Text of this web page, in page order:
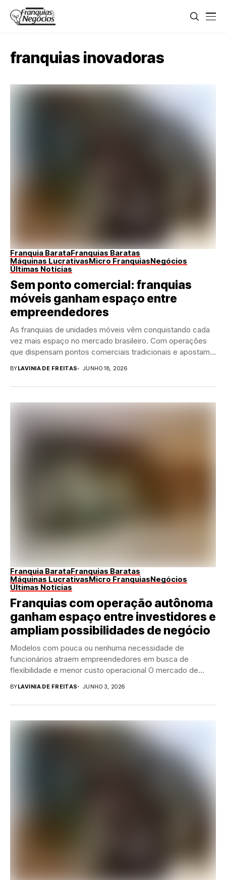
franquias inovadoras
Franquia BarataFranquias Baratas
Máquinas LucrativasMicro FranquiasNegócios
Últimas Notícias
Sem ponto comercial: franquias
móveis ganham espaço entre
empreendedores
As franquias de unidades móveis vêm conquistando cada
vez mais espaço no mercado brasileiro. Com operações
que dispensam pontos comerciais tradicionais e apostam...
BYLAVINIA DE FREITAS JUNHO 18, 2026
Franquia BarataFranquias Baratas
Máquinas LucrativasMicro FranquiasNegócios
Últimas Notícias
Franquias com operação autônoma
ganham espaço entre investidores e
ampliam possibilidades de negócio
Modelos com pouca ou nenhuma necessidade de
funcionários atraem empreendedores em busca de
flexibilidade e menor custo operacional O mercado de
BYLAVINIA DE FREITAS JUNHO 3, 2026